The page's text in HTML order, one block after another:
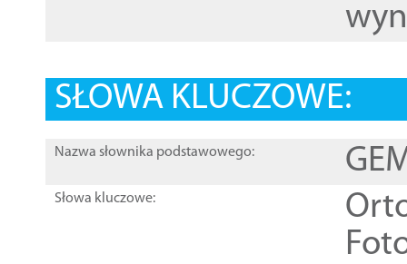
SŁOWA KLUCZOWE:
Nazwa słownika podstawowego:
Słowa kluczowe: